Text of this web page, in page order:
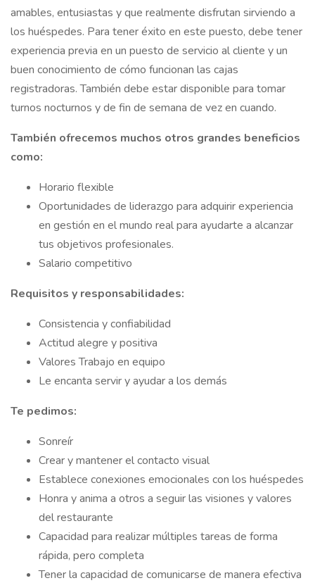
amables, entusiastas y que realmente disfrutan sirviendo a
los huéspedes. Para tener éxito en este puesto, debe tener
experiencia previa en un puesto de servicio al cliente y un
buen conocimiento de cómo funcionan las cajas
registradoras. También debe estar disponible para tomar
turnos nocturnos y de fin de semana de vez en cuando.
También ofrecemos muchos otros grandes beneficios
como:
Horario flexible
Oportunidades de liderazgo para adquirir experiencia
en gestión en el mundo real para ayudarte a alcanzar
tus objetivos profesionales.
Salario competitivo
Requisitos y responsabilidades:
Consistencia y confiabilidad
Actitud alegre y positiva
Valores Trabajo en equipo
Le encanta servir y ayudar a los demás
Te pedimos:
Sonreír
Crear y mantener el contacto visual
Establece conexiones emocionales con los huéspedes
Honra y anima a otros a seguir las visiones y valores
del restaurante
Capacidad para realizar múltiples tareas de forma
rápida, pero completa
Tener la capacidad de comunicarse de manera efectiva